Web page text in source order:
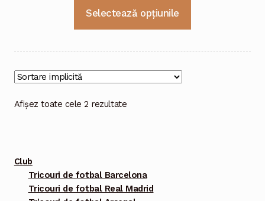
Selectează opțiunile
mai
Afișez toate cele 2 rezultate
Club
Tricouri de fotbal Barcelona
Tricouri de fotbal Real Madrid